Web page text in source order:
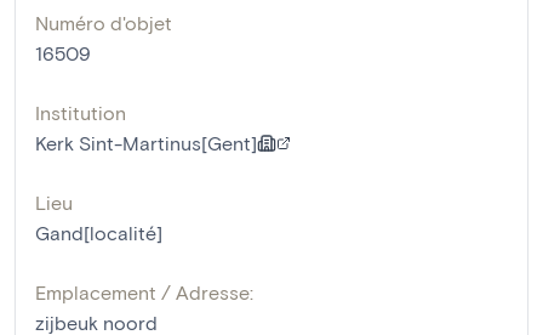
Numéro d'objet
16509
Institution
Kerk Sint-Martinus[Gent]
Lieu
Gand[localité]
Emplacement / Adresse:
zijbeuk noord